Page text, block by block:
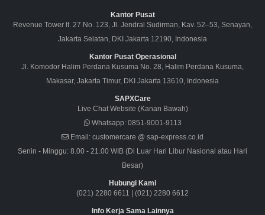
Kantor Pusat
Revenue Tower lt. 27 No. 123, Jl. Jendral Sudirman, Kav. 52–53, Senayan,
Jakarta Selatan, DKI Jakarta 12190, Indonesia
Kantor Pusat Operasional
Jl. Komodor Halim Perdana Kusuma No. 28, Halim Perdana Kusuma,
Makasar, Jakarta Timur, DKI Jakarta 13610, Indonesia
SAPXCare
Live Chat Website (Kanan Bawah)
Whatsapp:0851-9001-9113
Email: customercare @ sap-express.co.id
Senin - Minggu: 8.00 - 21.00 WIB (Di Luar Hari Libur Nasional atau Hari
Besar)
Hubungi Kami
(021) 2280 6611 | (021) 2280 6612
Info Kerja Sama Lainnya